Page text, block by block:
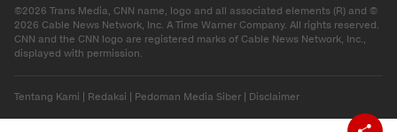
©2026 Trans Media, CNN name, logo and all associated elements (R) and ©
2026 Cable News Network, Inc. A Time Warner Company. All rights reserved.
CNN and the CNN logo are registered marks of Cable News Network, Inc.,
displayed with permission.
Tentang Kami Redaksi Pedoman Media Siber Disclaimer